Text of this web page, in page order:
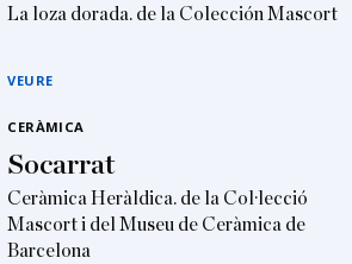
La loza dorada. de la Colección Mascort
VEURE
CERÀMICA
Socarrat
Ceràmica Heràldica. de la Col·lecció
Mascort i del Museu de Ceràmica de
Barcelona